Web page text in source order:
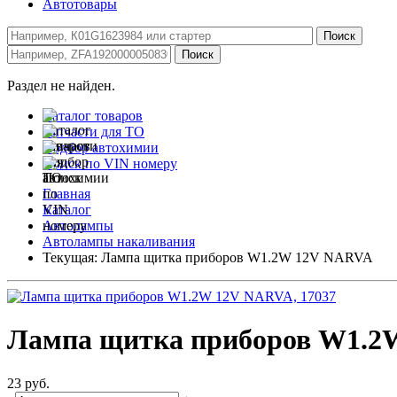
Автотовары
Раздел не найден.
Каталог товаров
Запчасти для ТО
Подбор автохимии
Поиск по VIN номеру
Главная
Каталог
Автолампы
Автолампы накаливания
Текущая: Лампа щитка приборов W1.2W 12V NARVA
Лампа щитка приборов
23 руб.